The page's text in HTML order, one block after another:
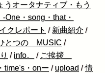
うオータナティブ・もう
・song・that・
クレポート / 新曲紹介 /
とつの MUSIC /
/ info。 / ご挨拶
time's・onー / upload /情